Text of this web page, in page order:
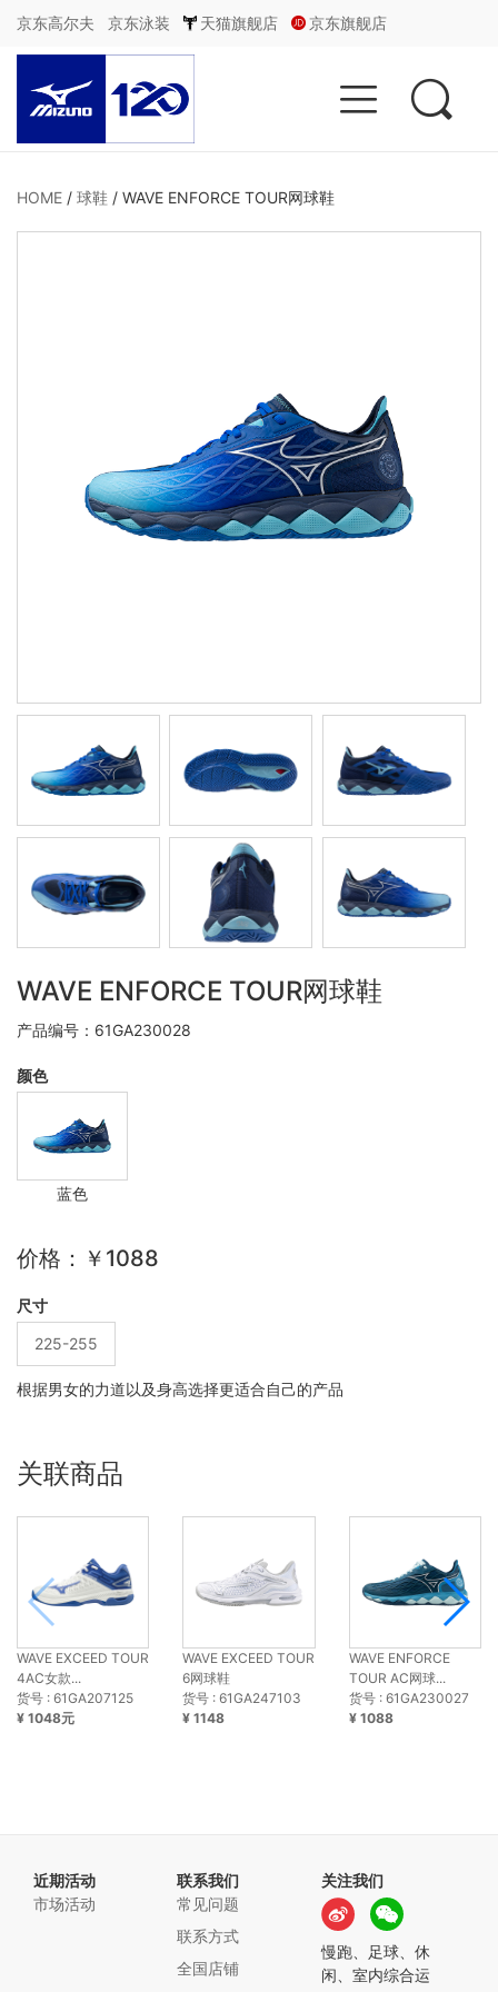
京东高尔夫 京东泳装 天猫旗舰店 京东旗舰店
 
HOME / 球鞋 / WAVE ENFORCE TOUR网球鞋
WAVE ENFORCE TOUR网球鞋
产品编号：61GA230028
颜色
蓝色
价格：￥1088
尺寸
225-255
根据男女的力道以及身高选择更适合自己的产品
关联商品
WAVE EXCEED TOUR
4AC女款...
货号 : 61GA207125
¥ 1048元
WAVE EXCEED TOUR
6网球鞋
货号 : 61GA247103
¥ 1148
WAVE ENFORCE
TOUR AC网球...
货号 : 61GA230027
¥ 1088
近期活动
市场活动
联系我们
常见问题
联系方式
全国店铺
关注我们
慢跑、足球、休
闲、室内综合运